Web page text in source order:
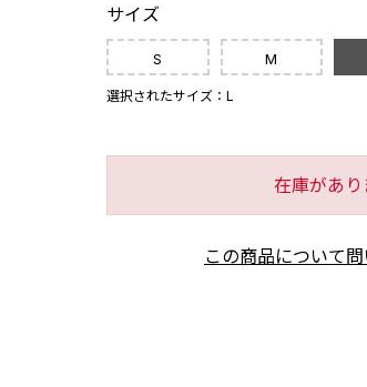
サイズ
S M
選択されたサイズ：L
在庫があり
この商品について